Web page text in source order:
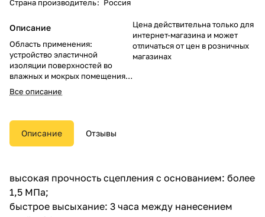
Страна производитель: Россия
Описание
Область применения:
устройство эластичной
изоляции поверхностей во
влажных и мокрых помещениях,
изоляция наклонной стяжки на
террасах и балконах,
минеральных основаниях, в том
числе содержащих гипс,
изоляция полов с подогревом.
Консистенция: полужидкая.
Время высыхания при
температуре +20 °С: от 10 до 15
Все описание
Цена действительна только для
интернет-магазина и может
отличаться от цен в розничных
магазинах
Описание Отзывы
высокая прочность сцепления с основанием: более
1,5 МПа;
быстрое высыхание: 3 часа между нанесением